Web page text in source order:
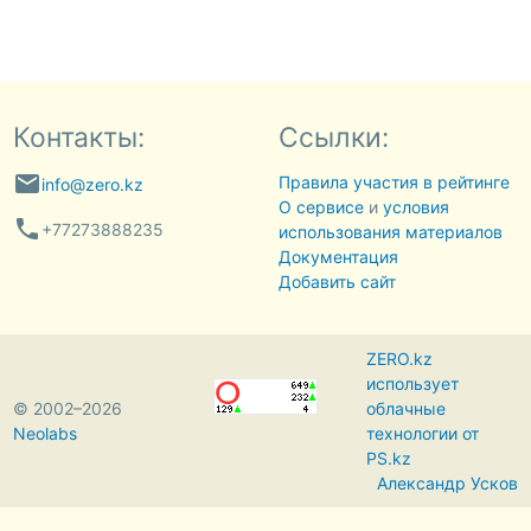
Контакты:
emailinfo@zero.kz
phone +77273888235
Ссылки:
Правила участия в рейтинге
О сервисеи условия
использования материалов
Документация
Добавить сайт
© 2002–2026
Neolabs
ZERO.kz
использует
облачные
технологии от
PS.kz
Александр Усков